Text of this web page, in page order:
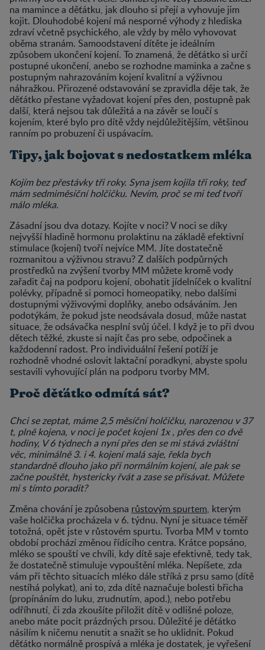
na mamince a děťátku, jak dlouho si přejí a vyhovuje jim
kojit. Dlouhodobé kojení má nesporné výhody z hlediska
zdraví včetně psychického, ale vždy by mělo vyhovovat
oběma stranám. Samoodstavení dítěte je ideálním
způsobem ukončení kojení. To znamená, že děťátko si určí
postupné ukončení, anebo se rozhodne maminka a začne s
postupným nahrazováním kojení kvalitní a výživnou
náhražkou. Přirozené odstavování se zpravidla děje tak, že
děťátko přestane vyžadovat kojení přes den, postupně pak
další, která nejsou tak důležitá a na závěr se loučí s
kojením, které bylo pro dítě vždy nejdůležitějším, většinou
ranním po probuzení či uspávacím.
Tipy, jak bojovat s nedostatkem mléka
Kojím bez přestávky tři roky. Syna jsem kojila tři roky, teď
mám sedmiměsíční holčičku. Nevím, proč se mi teď tvoří
málo mléka.
Zásadní jsou dva dotazy. Kojíte v noci? V noci se díky
nejvyšší hladině hormonu prolaktinu na základě efektivní
stimulace (kojení) tvoří nejvíce MM. Jíte dostatečně
rozmanitou a výživnou stravu? Z dalších podpůrných
prostředků na zvýšení tvorby MM můžete kromě vody
zařadit čaj na podporu kojení, obohatit jídelníček o kvalitní
polévky, případně si pomoci homeopatiky, nebo dalšími
dostupnými výživovými doplňky, anebo odsáváním. Jen
podotýkám, že pokud jste neodsávala dosud, může nastat
situace, že odsávačka nesplní svůj účel. I když je to při dvou
dětech těžké, zkuste si najít čas pro sebe, odpočinek a
každodenní radost. Pro individuální řešení potíží je
rozhodně vhodné oslovit laktační poradkyni, abyste spolu
sestavili vyhovující plán na podporu tvorby MM.
Proč děťátko odmítá sát?
Chci se zeptat, máme 2,5 měsíční holčičku, narozenou v 37
t, plně kojena, v noci je počet kojeni 1x , přes den co dvě
hodiny, V 6 týdnech a nyní přes den se mi stává zvláštní
věc, minimálně 3. i 4. kojení malá saje, řekla bych
standardně dlouho jako při normálním kojení, ale pak se
začne pouštět, hystericky řvát a zase se přisávat. Můžete
mi s tímto poradit?
Změna chování je způsobena růstovým spurtem, kterým
vaše holčička procházela v 6. týdnu. Nyní je situace téměř
totožná, opět jste v růstovém spurtu. Tvorba MM v tomto
období prochází změnou řídícího centra. Krátce popsáno,
mléko se spouští ve chvíli, kdy dítě saje efektivně, tedy tak,
že dostatečně stimuluje vypouštění mléka. Nepíšete, zda
vám při těchto situacích mléko dále stříká z prsu samo (dítě
nestíhá polykat), ani to, zda dítě naznačuje bolesti břicha
(propínáním do luku, zrudnutím, apod.), nebo potřebu
odříhnutí, či zda zkoušíte přiložit dítě v odlišné poloze,
anebo máte pocit prázdných prsou. Důležité je děťátko
násilím k ničemu nenutit a snažit se ho uklidnit. Pokud
děťátko normálně prospívá a mléka je dostatek, je vyřešení